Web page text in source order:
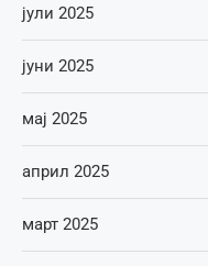
јули 2025
јуни 2025
мај 2025
април 2025
март 2025